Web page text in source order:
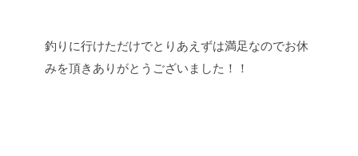
釣りに行けただけでとりあえずは満足なのでお休
みを頂きありがとうございました！！